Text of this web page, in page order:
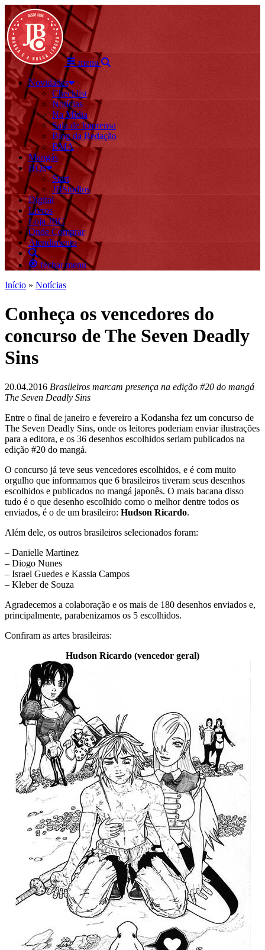
menu
Novidades
Checklist
Notícias
Na Mídia
Sala de Imprensa
Blog da Redação
BMA
Mangás
HQs
Start
JBStudios
Digital
Livros
Loja JBC
Onde Comprar
Atendimento
fechar menu
Início » Notícias
Conheça os vencedores do
concurso de The Seven Deadly
Sins
20.04.2016 Brasileiros marcam presença na edição #20 do mangá
The Seven Deadly Sins
Entre o final de janeiro e fevereiro a Kodansha fez um concurso de
The Seven Deadly Sins, onde os leitores poderiam enviar ilustrações
para a editora, e os 36 desenhos escolhidos seriam publicados na
edição #20 do mangá.
O concurso já teve seus vencedores escolhidos, e é com muito
orgulho que informamos que 6 brasileiros tiveram seus desenhos
escolhidos e publicados no mangá japonês. O mais bacana disso
tudo é o que desenho escolhido como o melhor dentre todos os
enviados, é o de um brasileiro: Hudson Ricardo.
Além dele, os outros brasileiros selecionados foram:
– Danielle Martinez
– Diogo Nunes
– Israel Guedes e Kassia Campos
– Kleber de Souza
Agradecemos a colaboração e os mais de 180 desenhos enviados e,
principalmente, parabenizamos os 5 escolhidos.
Confiram as artes brasileiras:
Hudson Ricardo (vencedor geral)